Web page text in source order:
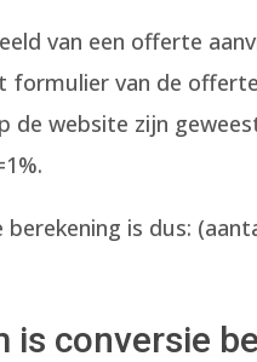
van een offerte
formulier van de
de website zijn
berekening is dus:
is conversie